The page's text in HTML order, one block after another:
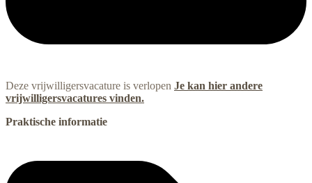
Deze vrijwilligersvacature is verlopen Je kan hier andere
vrijwilligersvacatures vinden.
Praktische informatie